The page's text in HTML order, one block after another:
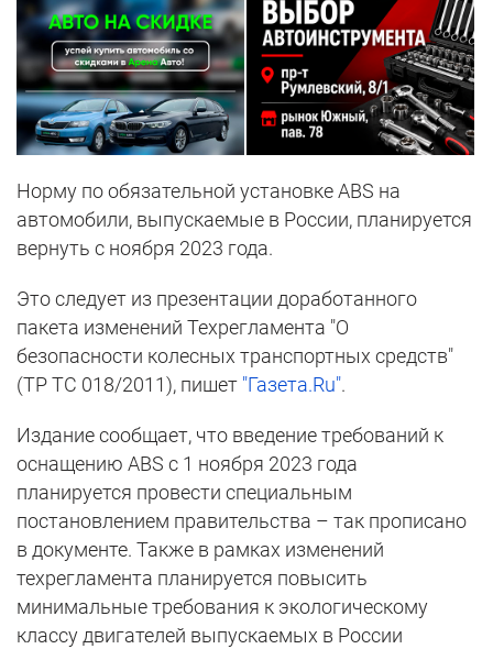
Норму по обязательной установке ABS на
автомобили, выпускаемые в России, планируется
вернуть с ноября 2023 года.
Это следует из презентации доработанного
пакета изменений Техрегламента "О
безопасности колесных транспортных средств"
(ТР ТС 018/2011), пишет "Газета.Ru".
Издание сообщает, что введение требований к
оснащению ABS с 1 ноября 2023 года
планируется провести специальным
постановлением правительства – так прописано
в документе. Также в рамках изменений
техрегламента планируется повысить
минимальные требования к экологическому
классу двигателей выпускаемых в России